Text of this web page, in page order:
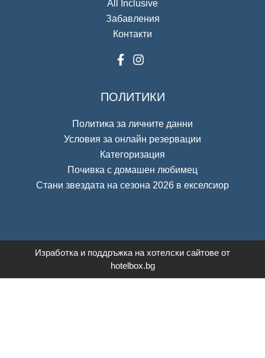
All Inclusive
Забавления
Контакти
ПОЛИТИКИ
Политика за личните данни
Условия за онлайн резервации
Категоризация
Почивка с домашен любимец
Стани звездата на сезона 2026 в екселсиор
Изработка и поддръжка на хотелски сайтове от
hotelbox.bg